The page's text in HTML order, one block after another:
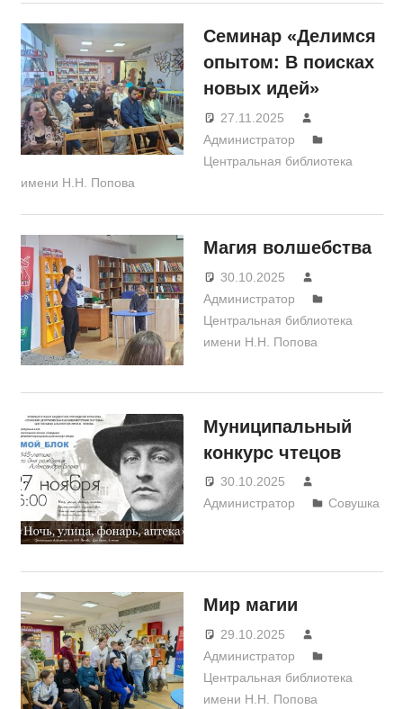
Семинар «Делимся
опытом: В поисках
новых идей»
27.11.2025
Администратор
Центральная библиотека
имени Н.Н. Попова
Магия волшебства
30.10.2025
Администратор
Центральная библиотека
имени Н.Н. Попова
Муниципальный
конкурс чтецов
30.10.2025
Администратор
Совушка
Мир магии
29.10.2025
Администратор
Центральная библиотека
имени Н.Н. Попова